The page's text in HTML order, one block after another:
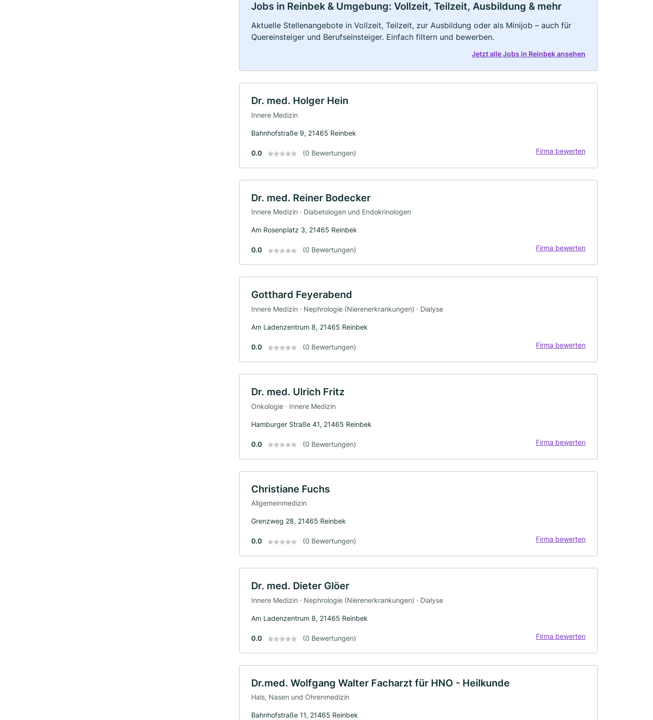
Jobs in Reinbek & Umgebung: Vollzeit, Teilzeit, Ausbildung & mehr
Aktuelle Stellenangebote in Vollzeit, Teilzeit, zur Ausbildung oder als Minijob – auch für
Quereinsteiger und Berufseinsteiger. Einfach filtern und bewerben.
Jetzt alle Jobs in Reinbek ansehen
Dr. med. Holger Hein
Innere Medizin
Bahnhofstraße 9, 21465 Reinbek
0.0 (0 Bewertungen) Firma bewerten
Dr. med. Reiner Bodecker
Innere Medizin · Diabetologen und Endokrinologen
Am Rosenplatz 3, 21465 Reinbek
0.0 (0 Bewertungen) Firma bewerten
Gotthard Feyerabend
Innere Medizin · Nephrologie (Nierenerkrankungen) · Dialyse
Am Ladenzentrum 8, 21465 Reinbek
0.0 (0 Bewertungen) Firma bewerten
Dr. med. Ulrich Fritz
Onkologie · Innere Medizin
Hamburger Straße 41, 21465 Reinbek
0.0 (0 Bewertungen) Firma bewerten
Christiane Fuchs
Allgemeinmedizin
Grenzweg 28, 21465 Reinbek
0.0 (0 Bewertungen) Firma bewerten
Dr. med. Dieter Glöer
Innere Medizin · Nephrologie (Nierenerkrankungen) · Dialyse
Am Ladenzentrum 8, 21465 Reinbek
0.0 (0 Bewertungen) Firma bewerten
Dr.med. Wolfgang Walter Facharzt für HNO - Heilkunde
Hals, Nasen und Ohrenmedizin
Bahnhofstraße 11, 21465 Reinbek